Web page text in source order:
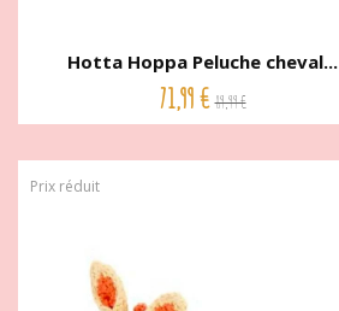
Hotta Hoppa Peluche cheval...
71,99 € 89,99 €
Prix réduit